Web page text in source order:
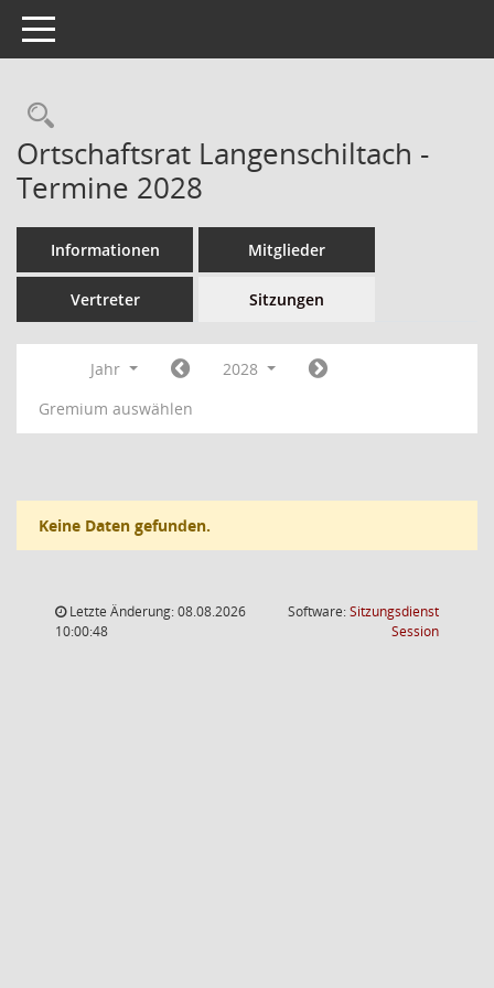
Toggle navigation
Ortschaftsrat Langenschiltach -
Termine 2028
Informationen Mitglieder
Vertreter Sitzungen
Jahr
2028
Gremium auswählen
Keine Daten gefunden.
Letzte Änderung: 08.08.2026
10:00:48
Software:Sitzungsdienst
Session(Wird in